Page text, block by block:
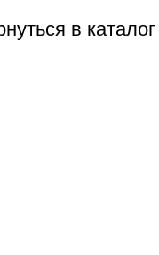
в каталог